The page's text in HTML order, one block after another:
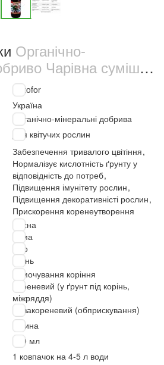
Органічно-
Чарівна суміш
500 мл (545)
Kvitofor
Україна
Органічно-мінеральні добрива
Для квітучих рослин
Забезпечення тривалого цвітіння,
Нормалізує кислотність ґрунту у
відповідність до потреб,
Підвищення імунітету рослин,
Підвищення декоративністі рослин,
Прискорення коренеутворення
Весна
Зима
Літо
Осінь
Замочування коріння
Кореневий (у ґрунт під корінь,
міжряддя)
Позакореневий (обприскування)
Рідина
500 мл
1 ковпачок на 4-5 л води